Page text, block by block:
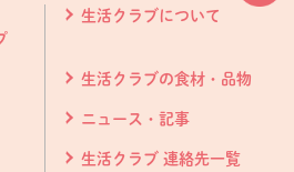
生活クラブについて
生活クラブの食材・品物
ニュース・記事
生活クラブ 連絡先一覧